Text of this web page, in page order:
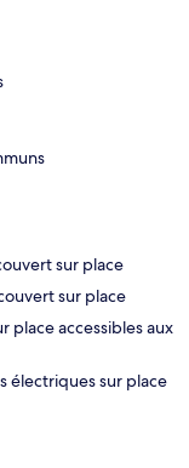
sur place
sur place
place accessibles aux
électriques sur place